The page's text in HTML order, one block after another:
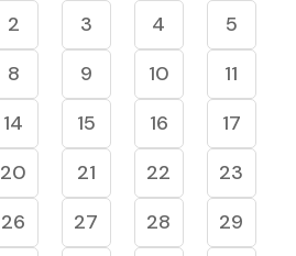
2 3 4
5
8 9 10
11
14 15 16
17
20 21 22
23
26 27 28
29